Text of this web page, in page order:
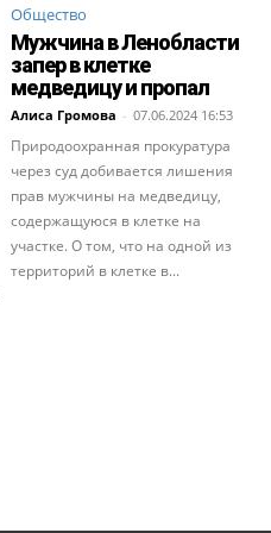
Общество
Мужчина в Ленобласти
запер в клетке
медведицу и пропал
Алиса Громова - 07.06.2024 16:53
Природоохранная прокуратура
через суд добивается лишения
прав мужчины на медведицу,
содержащуюся в клетке на
участке. О том, что на одной из
территорий в клетке в...